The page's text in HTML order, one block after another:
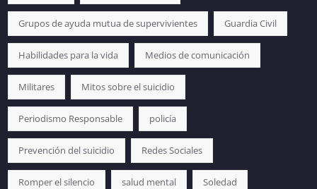
Grupos de ayuda mutua de supervivientes Guardia Civil
Habilidades para la vida Medios de comunicación
Militares Mitos sobre el suicidio
Periodismo Responsable policía
Prevención del suicidio Redes Sociales
Romper el silencio salud mental Soledad